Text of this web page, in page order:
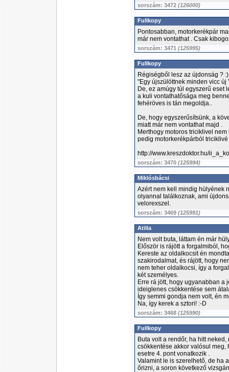
sorszám: 3472 (126000)
Fullkopy
Pontosabban, motorkerékpár
már nem vontathat . Csak
sorszám: 3471 (125995)
Fullkopy
Régiségből lesz az újdonság ?
"Egy újszülöttnek minden vicc új
De, ez amúgy túl egyszerű eset
a kuli vontathatősága meg
fehéröves is tán megoldja..
De, hogy egyszerűsítsünk, a
miatt már nem vontathat majd .
Merthogy motoros triciklivel
pedig motorkerékpárból triciklivé
http://www.kreszdoktor.hu/
sorszám: 3470 (125994)
Miklósbácsi
Azért nem kell mindig hülyének
olyannal találkoznak, ami
velorexszel.
sorszám: 3469 (125991)
Atilla
Nem volt buta, láttam én már
Először is rájött a forgalmiból,
Kereste az oldalkocsit én
szakirodalmat, és rájött, hogy
nem teher oldalkocsi, így a
két személyes.
Erre rá jött, hogy ugyanabban
ideiglenes csökkentése sem
Így semmi gondja nem volt, én
Na, így kerek a sztori! :-D
sorszám: 3468 (125990)
Fullkopy
Buta volt a rendőr, ha hitt
csökkentése akkor valósul meg,
esetre 4. pont vonatkozik .
Valamint le is szerelhető, de ha
őrizni, a soron következő